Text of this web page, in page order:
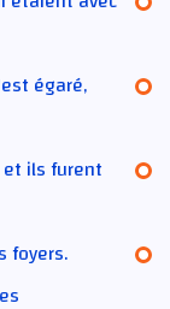
égaré,
ils furent
foyers.